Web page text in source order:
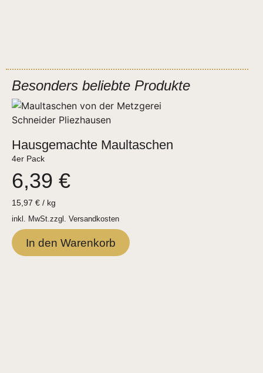
Besonders beliebte Produkte
Hausgemachte Maultaschen
4er Pack
6,39 €
15,97 € / kg
inkl. MwSt.zzgl. Versandkosten
In den Warenkorb